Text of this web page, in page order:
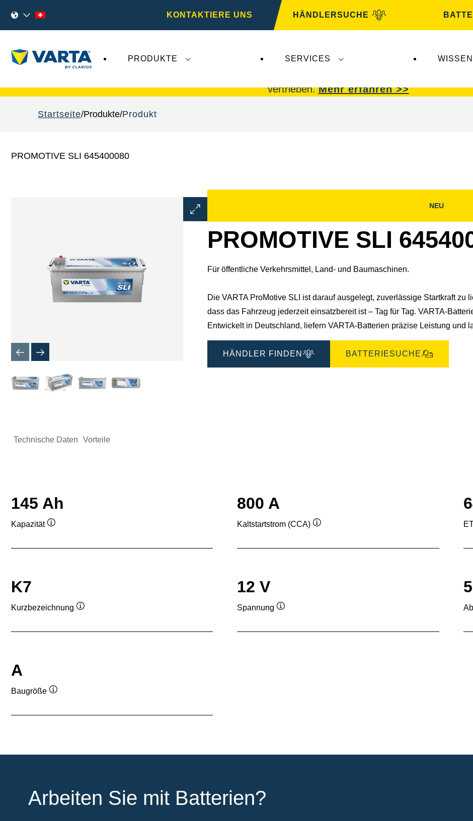
KONTAKTIERE UNS HÄNDLERSUCHE
PRODUKTE SERVICES WISSEN
vertrieben.Mehr erfahren >>
Startseite Produkte Produkt
PROMOTIVE SLI 645400080
Bilddialog
öffnen
NEU
PROMOTIVE SLI
Für öffentliche Verkehrsmittel, Land- und Baumaschinen.
Die VARTA ProMotive SLI ist darauf ausgelegt, zuverlässige Startkraft zu
dass das Fahrzeug jederzeit einsatzbereit ist – Tag für Tag. VARTA-
Entwickelt in Deutschland, liefern VARTA-Batterien präzise Leistung und
HÄNDLER FINDEN BATTERIESUCHE
Technische Daten Vorteile
145 Ah
Kapazität
800 A
Kaltstartstrom (CCA)
K7
Kurzbezeichnung
12 V
Spannung
A
Baugröße
Arbeiten Sie mit Batterien?